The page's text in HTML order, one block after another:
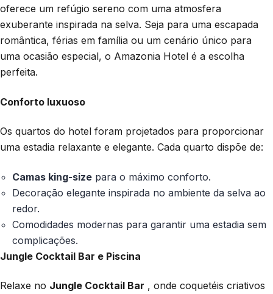
oferece um refúgio sereno com uma atmosfera
exuberante inspirada na selva. Seja para uma escapada
romântica, férias em família ou um cenário único para
uma ocasião especial, o Amazonia Hotel é a escolha
perfeita.
Conforto luxuoso
Os quartos do hotel foram projetados para proporcionar
uma estadia relaxante e elegante. Cada quarto dispõe de:
Camas king-size para o máximo conforto.
Decoração elegante inspirada no ambiente da selva ao
redor.
Comodidades modernas para garantir uma estadia sem
complicações.
Jungle Cocktail Bar e Piscina
Relaxe no Jungle Cocktail Bar , onde coquetéis criativos